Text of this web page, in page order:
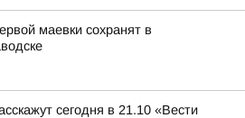
маевки сохранят в
сегодня в 21.10 «Вести